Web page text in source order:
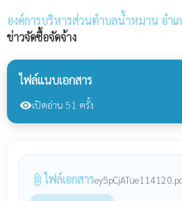
องค์การบริหารส่วนตำบลน้ำหมาน อำเ
ข่าวจัดซื้อจัดจ้าง
ไฟล์แนบเอกสาร
visibilityเปิดอ่าน 51 ครั้ง
attach_file ไฟล์เอกสาร